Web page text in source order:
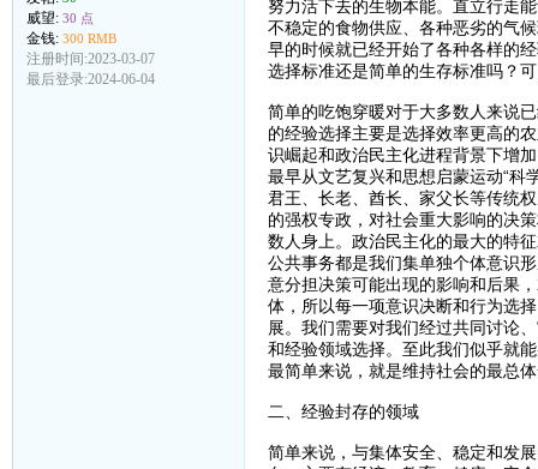
威望: 30 点
金钱: 300 RMB
注册时间:2023-03-07
最后登录:2024-06-04
努力活下去的生物本能。直立行走
不稳定的食物供应、各种恶劣的气
早的时候就已经开始了各种各样的
选择标准还是简单的生存标准吗？
简单的吃饱穿暖对于大多数人来说
的经验选择主要是选择效率更高的
识崛起和政治民主化进程背景下增
最早从文艺复兴和思想启蒙运动“科
君王、长老、酋长、家父长等传统
的强权专政，对社会重大影响的决
数人身上。政治民主化的最大的特
公共事务都是我们集单独个体意识
意分担决策可能出现的影响和后果
体，所以每一项意识决断和行为选
展。我们需要对我们经过共同讨论
和经验领域选择。至此我们似乎就
最简单来说，就是维持社会的最总
二、经验封存的领域
简单来说，与集体安全、稳定和发